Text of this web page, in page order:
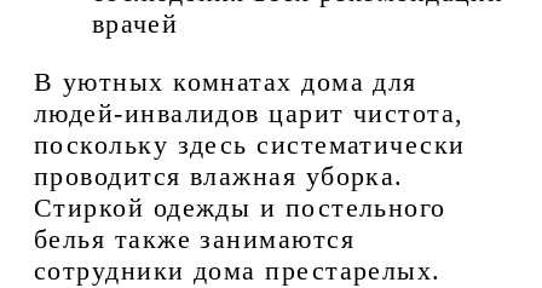
врачей
В уютных комнатах дома для
людей-инвалидов царит чистота,
поскольку здесь систематически
проводится влажная уборка.
Стиркой одежды и постельного
белья также занимаются
сотрудники дома престарелых.